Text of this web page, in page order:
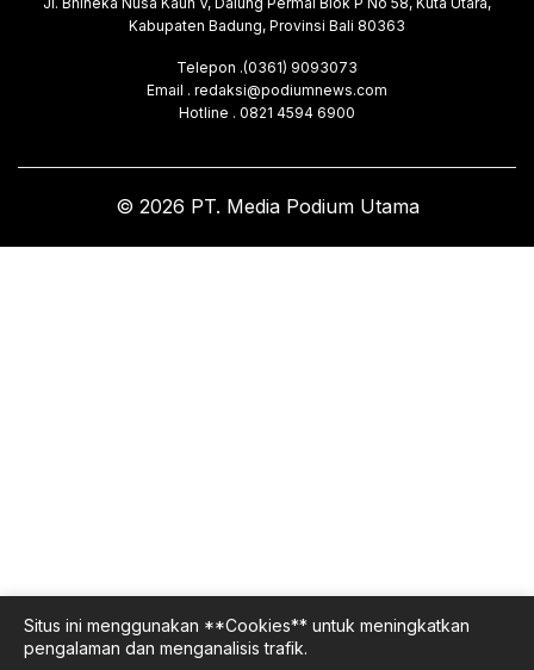
Kabupaten Badung, Provinsi Bali 80363
Telepon .(0361) 9093073
Email . redaksi@podiumnews.com
Hotline . 0821 4594 6900
© 2026 PT. Media Podium Utama
Situs ini menggunakan **Cookies** untuk meningkatkan
pengalaman dan menganalisis trafik.